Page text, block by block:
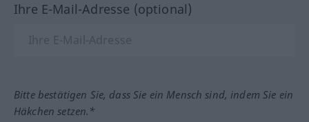
Ihre E-Mail-Adresse (optional)
Bitte bestätigen Sie, dass Sie ein Mensch sind, indem Sie ein
Häkchen setzen.*